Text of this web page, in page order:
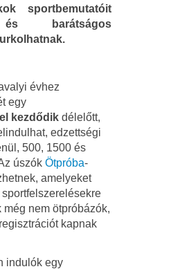
sportbemutatóit
barátságos
évhez
egy
kezdődik délelőtt,
edzettségi
500, 1500 és
úszók Ötpróba-
amelyeket
még nem ötpróbázók,
kapnak
indulók egy